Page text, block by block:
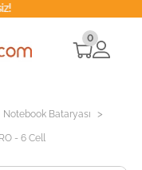
0
Notebook Bataryası >
- 6 Cell